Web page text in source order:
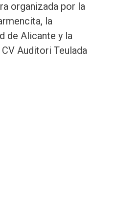
organizada por la
la
de Alicante y la
Auditori Teulada